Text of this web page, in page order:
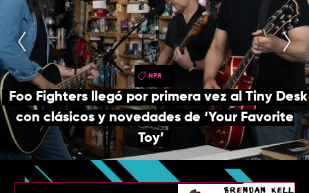
TOP
QUIÉNES SOMOS
CONTACTO
NPR
Foo Fighters llegó por primera vez al Tiny Desk
con clásicos y novedades de ‘Your Favorite
Toy’